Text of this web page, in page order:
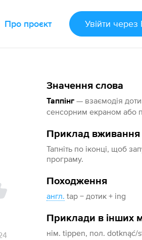
Про проєкт Увійти через
Значення слова
Таппінг — взаємодія
сенсорним екраном або
Приклад вживання
Тапніть по іконці, щоб
програму.
Походження
англ. tap − дотик + ing
Приклади в інших
нім. tippen, пол. dotknąć/